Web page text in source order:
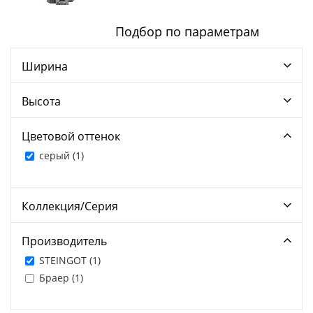
Подбор по параметрам
Ширина
Высота
Цветовой оттенок
серый (1)
Коллекция/Серия
Производитель
STEINGOT (1)
Браер (1)